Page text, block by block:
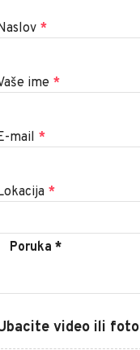
*
ime *
mail *
*
video ili foto